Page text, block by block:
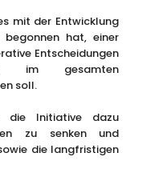
mit der Entwicklung
begonnen hat, einer
Entscheidungen
im gesamten
soll.
die Initiative dazu
zu senken und
die langfristigen